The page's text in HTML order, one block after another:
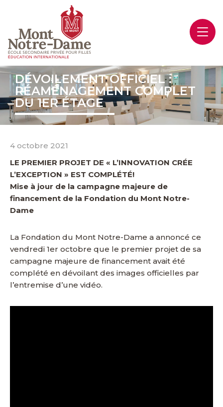
DÉVOILEMENT OFFICIEL :
RÉAMÉNAGEMENT COMPLET
DU 1ER ÉTAGE
4 octobre 2021
LE PREMIER PROJET DE « L’INNOVATION CRÉE
L’EXCEPTION » EST COMPLÉTÉ!
Mise à jour de la campagne majeure de
financement de la Fondation du Mont Notre-
Dame
La Fondation du Mont Notre-Dame a annoncé ce
vendredi 1er octobre que le premier projet de sa
campagne majeure de financement avait été
complété en dévoilant des images officielles par
l’entremise d’une vidéo.